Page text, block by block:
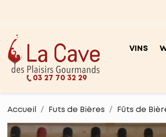
03 27 70 32 29
VINS
Accueil Futs de Bières Fûts de